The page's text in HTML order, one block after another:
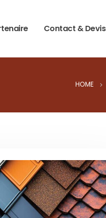
Contact & Devis
HOME